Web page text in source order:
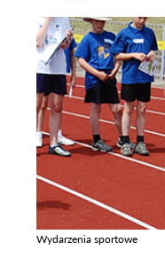
Wydarzenia sportowe